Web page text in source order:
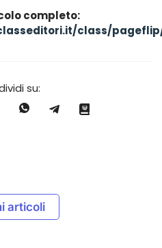
completo:
class/
su:
articoli